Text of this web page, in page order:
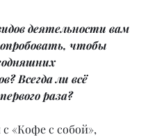
деятельности вам
чтобы
Всегда ли всё
раза?
«Кофе с собой»,